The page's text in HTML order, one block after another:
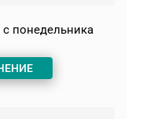
понедельника